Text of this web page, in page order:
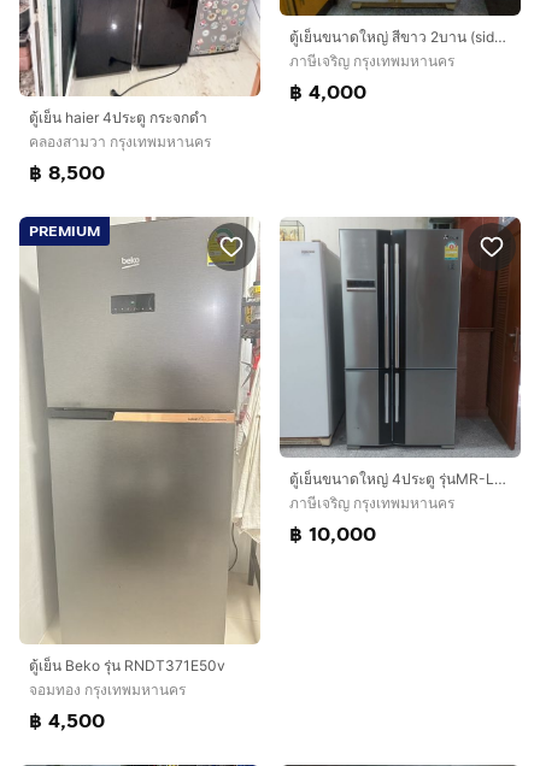
ตู้เย็น haier 4ประตู กระจกดำ
คลองสามวา กรุงเทพมหานคร
฿ 8,500
ตู้เย็นขนาดใหญ่ สีขาว 2บาน (side by side)รุ่นSR-S20DTC
ภาษีเจริญ กรุงเทพมหานคร
฿ 4,000
PREMIUM
ตู้เย็น Beko รุ่น RNDT371E50v
จอมทอง กรุงเทพมหานคร
฿ 4,500
ตู้เย็นขนาดใหญ่ 4ประตู รุ่นMR-L70E
ภาษีเจริญ กรุงเทพมหานคร
฿ 10,000